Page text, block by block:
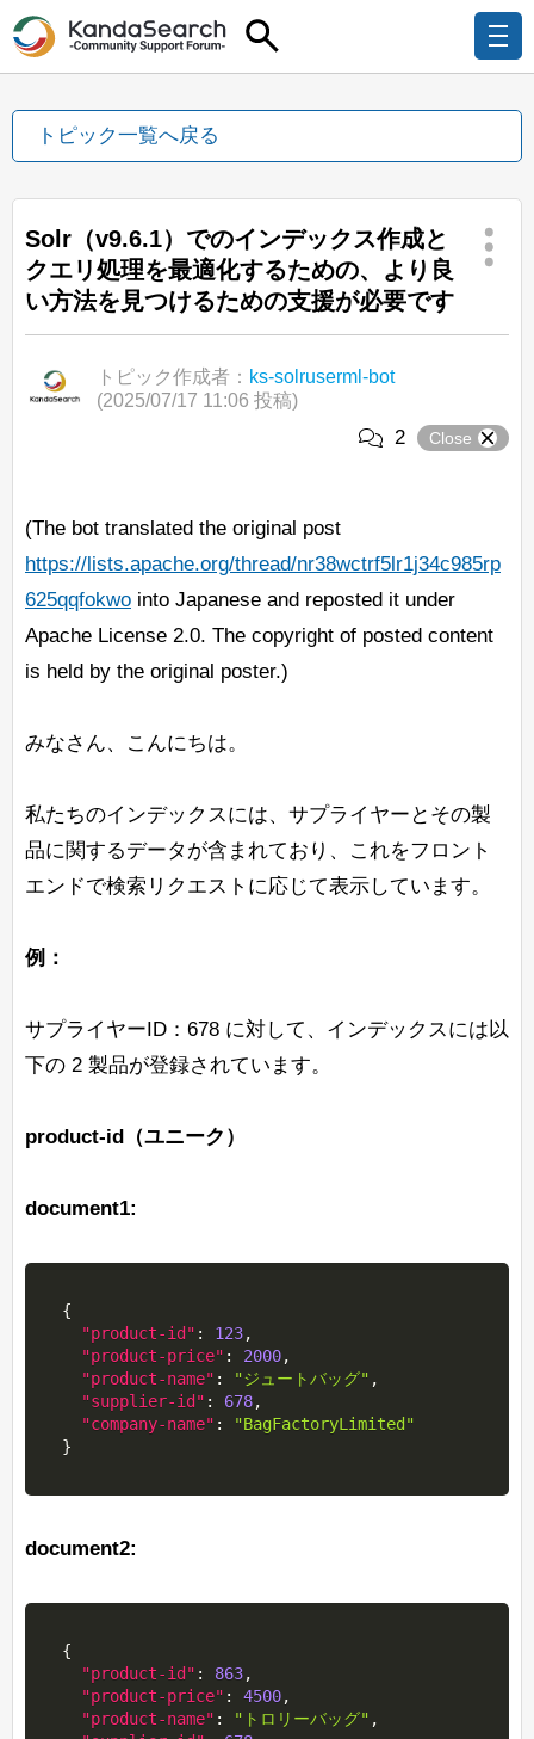
トピック一覧へ戻る
Solr（v9.6.1）でのインデックス作成と
クエリ処理を最適化するための、より良
い方法を見つけるための支援が必要です
トピック作成者： ks-solruserml-bot
(2025/07/17 11:06 投稿)
2 Close
(The bot translated the original post
https://lists.apache.org/thread/nr38wctrf5lr1j34c985rp
625qqfokwo into Japanese and reposted it under
Apache License 2.0. The copyright of posted content
is held by the original poster.)
みなさん、こんにちは。
私たちのインデックスには、サプライヤーとその製
品に関するデータが含まれており、これをフロント
エンドで検索リクエストに応じて表示しています。
例：
サプライヤーID：678 に対して、インデックスには以
下の 2 製品が登録されています。
product-id（ユニーク）
document1:
{
"product-id" : 123,
"product-price" : 2000,
"product-name" : "ジュートバッグ" ,
"supplier-id" : 678,
"company-name" :
"BagFactoryLimited"
}
document2:
{
"product-id" : 863,
"product-price" : 4500,
"product-name" : "トロリーバッグ" ,